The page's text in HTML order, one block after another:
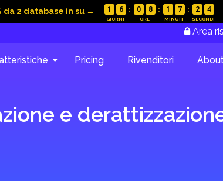
da 2 database in su → 1 6 0 8 1 7 2 3
Area
Pricing Rivenditori
e